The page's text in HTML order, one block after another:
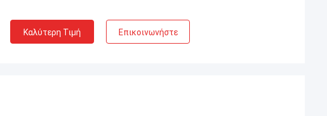
Καλύτερη Τιμή Επικοινωνήστε